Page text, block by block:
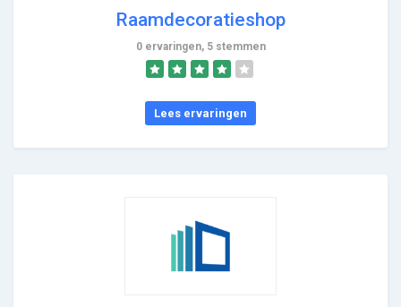
Raamdecoratieshop
0 ervaringen, 5 stemmen
Lees ervaringen